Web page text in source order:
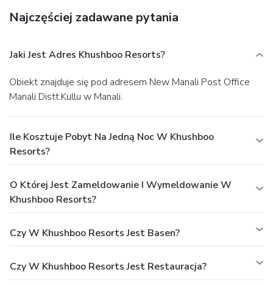
Najczęściej zadawane pytania
Jaki Jest Adres Khushboo Resorts?
Obiekt znajduje się pod adresem New Manali Post Office
Manali Distt.Kullu w Manali.
Ile Kosztuje Pobyt Na Jedną Noc W Khushboo
Resorts?
O Której Jest Zameldowanie I Wymeldowanie W
Khushboo Resorts?
Czy W Khushboo Resorts Jest Basen?
Czy W Khushboo Resorts Jest Restauracja?